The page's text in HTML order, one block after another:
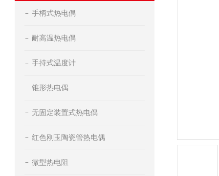
手柄式热电偶
耐高温热电偶
手持式温度计
锥形热电偶
无固定装置式热电偶
红色刚玉陶瓷管热电偶
微型热电阻